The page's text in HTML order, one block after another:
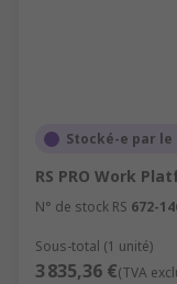
Stocké-e par
RS PRO Work
N° de stock RS 672-
Sous-total (1 unité)
3 835,36 €(TVA